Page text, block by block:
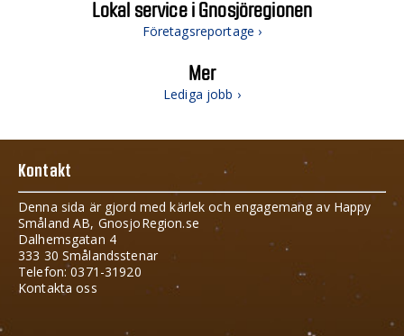
Lokal service i Gnosjöregionen
Företagsreportage ›
Mer
Lediga jobb ›
Kontakt
Denna sida är gjord med kärlek och engagemang av Happy
Småland AB, GnosjoRegion.se
Dalhemsgatan 4
333 30 Smålandsstenar
Telefon: 0371-31920
Kontakta oss